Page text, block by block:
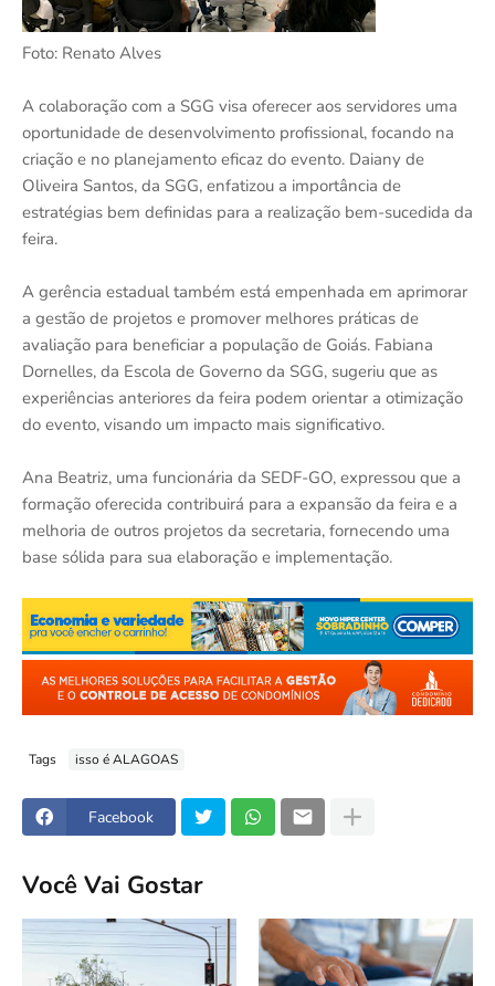
Foto: Renato Alves
A colaboração com a SGG visa oferecer aos servidores uma
oportunidade de desenvolvimento profissional, focando na
criação e no planejamento eficaz do evento. Daiany de
Oliveira Santos, da SGG, enfatizou a importância de
estratégias bem definidas para a realização bem-sucedida da
feira.
A gerência estadual também está empenhada em aprimorar
a gestão de projetos e promover melhores práticas de
avaliação para beneficiar a população de Goiás. Fabiana
Dornelles, da Escola de Governo da SGG, sugeriu que as
experiências anteriores da feira podem orientar a otimização
do evento, visando um impacto mais significativo.
Ana Beatriz, uma funcionária da SEDF-GO, expressou que a
formação oferecida contribuirá para a expansão da feira e a
melhoria de outros projetos da secretaria, fornecendo uma
base sólida para sua elaboração e implementação.
Tags isso é ALAGOAS
Facebook
Você Vai Gostar